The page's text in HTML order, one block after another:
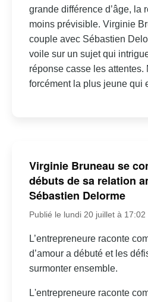
grande différence d’âge, la
moins prévisible. Virginie
couple avec Sébastien
voile sur un sujet qui
réponse casse les attentes.
forcément la plus jeune qui
Virginie Bruneau se
débuts de sa relation
Sébastien Delorme
Publié le lundi 20 juillet à 17:02
L’entrepreneure raconte
d’amour a débuté et les
surmonter ensemble.
L'entrepreneure raconte